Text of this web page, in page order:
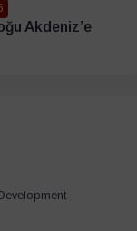
Akdeniz’e